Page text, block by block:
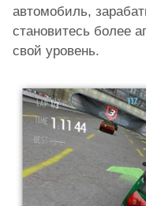
автомобиль,
становитесь более
свой уровень.